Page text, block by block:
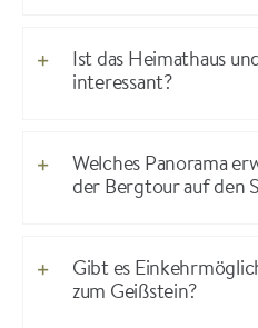
Ist das Heimathaus
interessant?
Welches Panorama
der Bergtour auf den
Gibt es
zum Geißstein?